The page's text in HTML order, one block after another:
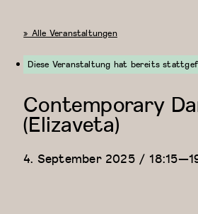
« Alle Veranstaltungen
Diese Veranstaltung hat bereits
Contemporary
(Elizaveta)
4. September 2025 / 18:15—